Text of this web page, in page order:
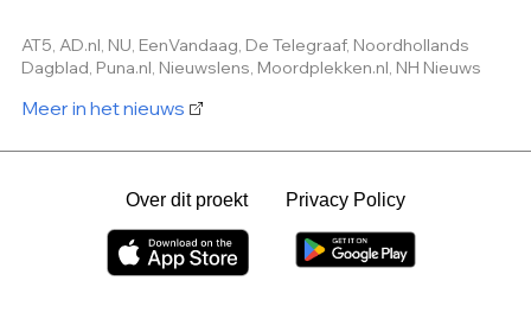
AT5, AD.nl, NU, EenVandaag, De Telegraaf, Noordhollands
Dagblad, Puna.nl, Nieuwslens, Moordplekken.nl, NH Nieuws
Meer in het nieuws
Over dit proekt Privacy Policy